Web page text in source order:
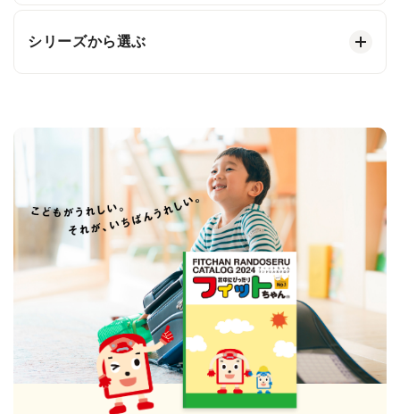
シリーズから選ぶ